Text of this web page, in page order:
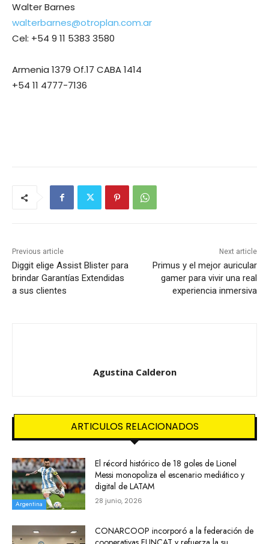
Walter Barnes
walterbarnes@otroplan.com.ar
Cel: +54 9 11 5383 3580
Armenia 1379 Of.17 CABA 1414
+54 11 4777-7136
Previous article
Diggit elige Assist Blister para
brindar Garantías Extendidas
a sus clientes
Next article
Primus y el mejor auricular
gamer para vivir una real
experiencia inmersiva
Agustina Calderon
ARTICULOS RELACIONADOS
Argentina
El récord histórico de 18 goles de Lionel
Messi monopoliza el escenario mediático y
digital de LATAM
28 junio, 2026
CONARCOOP incorporó a la federación de